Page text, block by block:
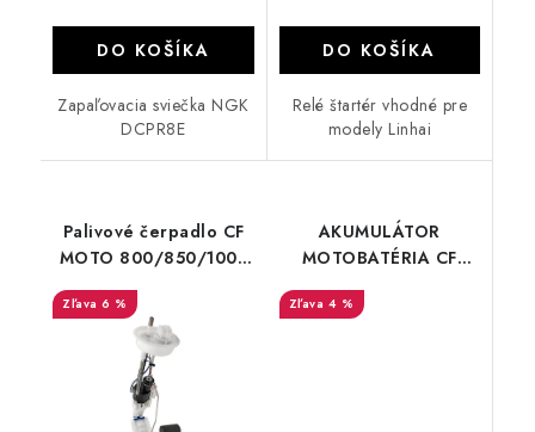
DO KOŠÍKA
Zapaľovacia sviečka NGK
DCPR8E
DO KOŠÍKA
Relé štartér vhodné pre
modely Linhai
Palivové čerpadlo CF
MOTO 800/850/1000
6 %
AKUMULÁTOR
MOTOBATÉRIA CF
12V/30AH/ YTX30L-BS
4 %